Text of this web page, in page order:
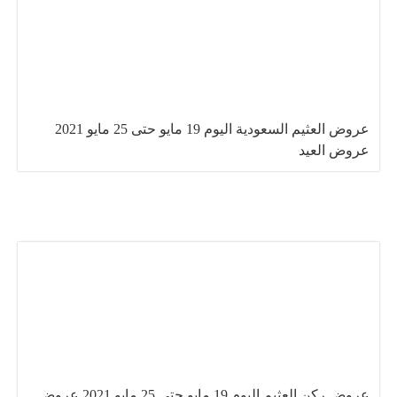
عروض العثيم السعودية اليوم 19 مايو حتى 25 مايو 2021
عروض العيد